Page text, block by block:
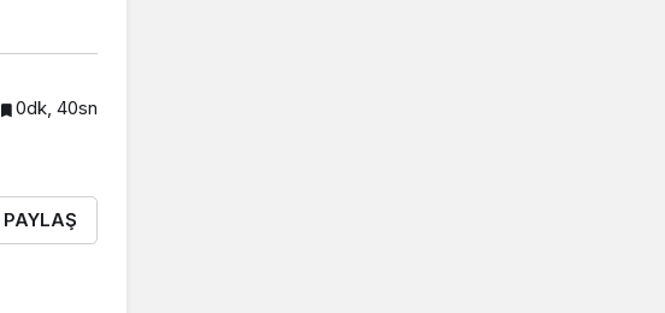
0dk, 40sn
PAYLAŞ